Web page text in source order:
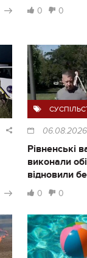
0 0
06.08.2026
Рівненські
виконали
відновили
0 0